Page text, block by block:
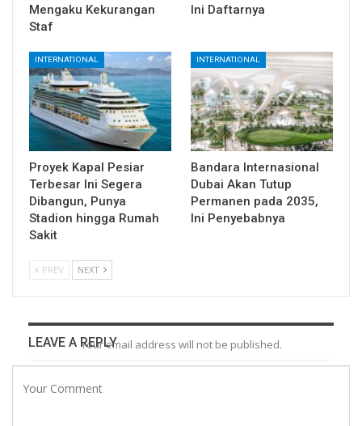
Mengaku Kekurangan
Staf
Ini Daftarnya
INTERNATIONAL
Proyek Kapal Pesiar
Terbesar Ini Segera
Dibangun, Punya
Stadion hingga Rumah
Sakit
INTERNATIONAL
Bandara Internasional
Dubai Akan Tutup
Permanen pada 2035,
Ini Penyebabnya
PREV NEXT
LEAVE A REPLYYour email address will not be published.